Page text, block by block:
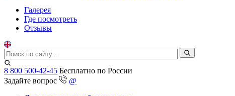
Галерея
Где посмотреть
Отзывы
8 800 500-42-45 Бесплатно по России
Задайте вопрос
@